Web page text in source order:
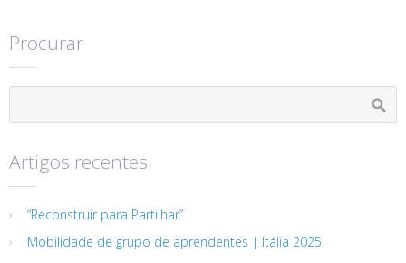
Procurar
Artigos recentes
“Reconstruir para Partilhar”
Mobilidade de grupo de aprendentes | Itália 2025